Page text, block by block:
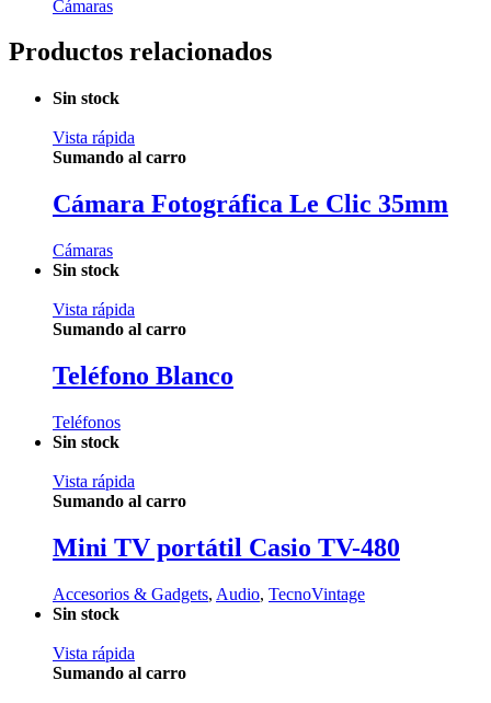
Cámaras
Productos relacionados
Sin stock
Vista rápida
Sumando al carro
Cámara Fotográfica Le Clic 35mm
Cámaras
Sin stock
Vista rápida
Sumando al carro
Teléfono Blanco
Teléfonos
Sin stock
Vista rápida
Sumando al carro
Mini TV portátil Casio TV-480
Accesorios & Gadgets, Audio, TecnoVintage
Sin stock
Vista rápida
Sumando al carro